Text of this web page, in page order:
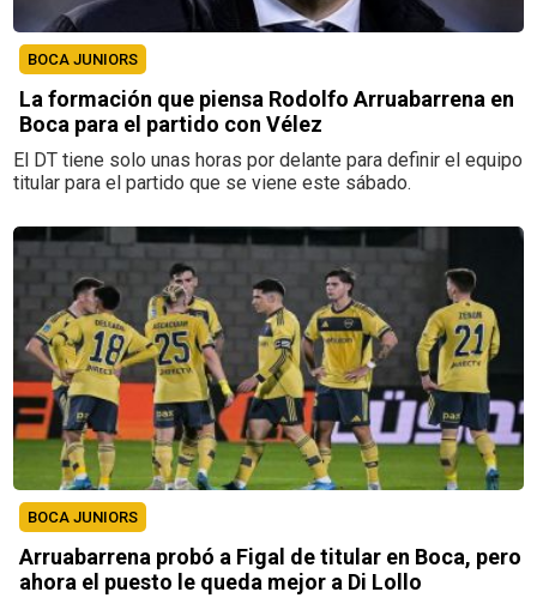
BOCA JUNIORS
La formación que piensa Rodolfo Arruabarrena en
Boca para el partido con Vélez
El DT tiene solo unas horas por delante para definir el equipo
titular para el partido que se viene este sábado.
BOCA JUNIORS
Arruabarrena probó a Figal de titular en Boca, pero
ahora el puesto le queda mejor a Di Lollo